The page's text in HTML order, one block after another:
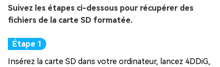
Suivez les étapes ci-dessous pour récupérer des
fichiers de la carte SD formatée.
Insérez la carte SD dans votre ordinateur, lancez 4DDiG,